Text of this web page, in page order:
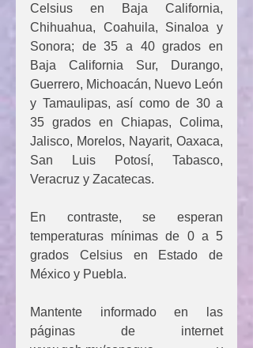
Celsius en Baja California,
Chihuahua, Coahuila, Sinaloa y
Sonora; de 35 a 40 grados en
Baja California Sur, Durango,
Guerrero, Michoacán, Nuevo León
y Tamaulipas, así como de 30 a
35 grados en Chiapas, Colima,
Jalisco, Morelos, Nayarit, Oaxaca,
San Luis Potosí, Tabasco,
Veracruz y Zacatecas.
En contraste, se esperan
temperaturas mínimas de 0 a 5
grados Celsius en Estado de
México y Puebla.
Mantente informado en las
páginas de internet